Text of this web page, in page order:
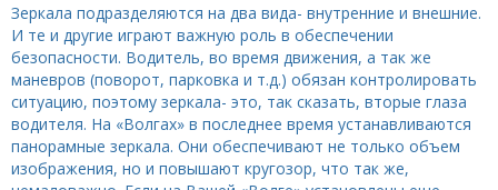
Зеркала подразделяются на два вида- внутренние и внешние.
И те и другие играют важную роль в обеспечении
безопасности. Водитель, во время движения, а так же
маневров (поворот, парковка и т.д.) обязан контролировать
ситуацию, поэтому зеркала- это, так сказать, вторые глаза
водителя. На «Волгах» в последнее время устанавливаются
панорамные зеркала. Они обеспечивают не только объем
изображения, но и повышают кругозор, что так же,